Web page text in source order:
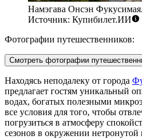
Намэгава Онсэн
Источник: Купибилет.ИИ
Фотографии путешественников:
Смотреть фотографии
Находясь неподалеку от города
предлагает гостям уникальный
водах, богатых полезными
все условия для того, чтобы
погрузиться в атмосферу
сезонов в окружении